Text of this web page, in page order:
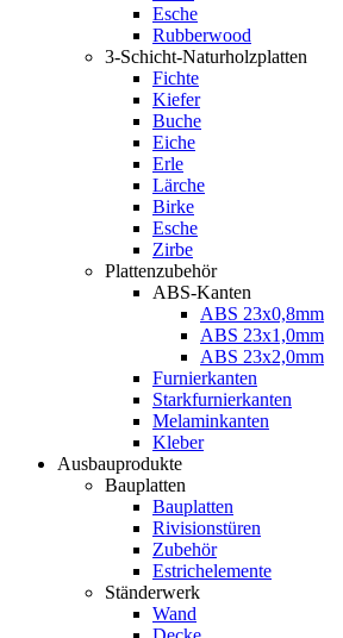
Esche
Rubberwood
3-Schicht-Naturholzplatten
Fichte
Kiefer
Buche
Eiche
Erle
Lärche
Birke
Esche
Zirbe
Plattenzubehör
ABS-Kanten
ABS 23x0,8mm
ABS 23x1,0mm
ABS 23x2,0mm
Furnierkanten
Starkfurnierkanten
Melaminkanten
Kleber
Ausbauprodukte
Bauplatten
Bauplatten
Rivisionstüren
Zubehör
Estrichelemente
Ständerwerk
Wand